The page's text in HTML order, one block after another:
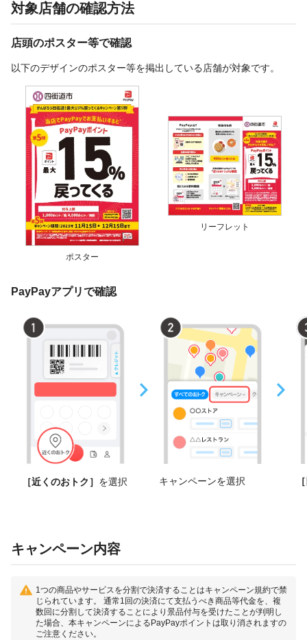
対象店舗の確認方法
店頭のポスター等で確認
以下のデザインのポスター等を掲出している店舗が対象です。
ポスター
リーフレット
PayPayアプリで確認
［近くのおトク］ を選択 キャンペーンを選択
キャンペーン内容
1つの商品やサービスを分割で決済することはキャンペーン規約で禁
じられています。 通常1回の決済にて支払うべき商品等代金を、複
数回に分割して決済することにより景品付与を受けたことが判明し
た場合、本キャンペーンによるPayPayポイントは取り消されますの
ご注意ください。